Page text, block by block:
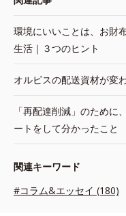
環境にいいことは、お財
生活｜３つのヒント
オルビスの配送資材が変
「再配達削減」のため
ートをして分かったこと
関連キーワード
#コラム&エッセイ (180)